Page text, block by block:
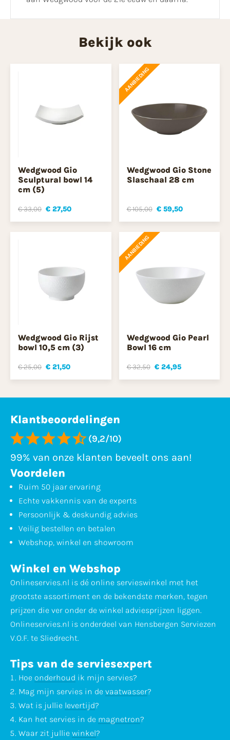
Bekijk ook
Wedgwood Gio
Sculptural bowl 14
cm (5)
€ 33,00 € 27,50
AANBIEDING
Wedgwood Gio Stone
Slaschaal 28 cm
€ 105,00 € 59,50
Wedgwood Gio Rijst
bowl 10,5 cm (3)
€ 25,00 € 21,50
AANBIEDING
Wedgwood Gio Pearl
Bowl 16 cm
€ 32,50 € 24,95
Klantbeoordelingen
(9,2/10)
99% van onze klanten beveelt ons aan!
Voordelen
Ruim 50 jaar ervaring
Echte vakkennis van de experts
Persoonlijk & deskundig advies
Veilig bestellen en betalen
Webshop, winkel en showroom
Winkel en Webshop
Onlineservies.nl is dé online servieswinkel met het
grootste assortiment en de bekendste merken, tegen
prijzen die ver onder de winkel adviesprijzen liggen.
Onlineservies.nl is onderdeel van Hensbergen Serviezen
V.O.F. te Sliedrecht.
Tips van de serviesexpert
Hoe onderhoud ik mijn servies?
Mag mijn servies in de vaatwasser?
Wat is jullie levertijd?
Kan het servies in de magnetron?
Waar zit jullie winkel?